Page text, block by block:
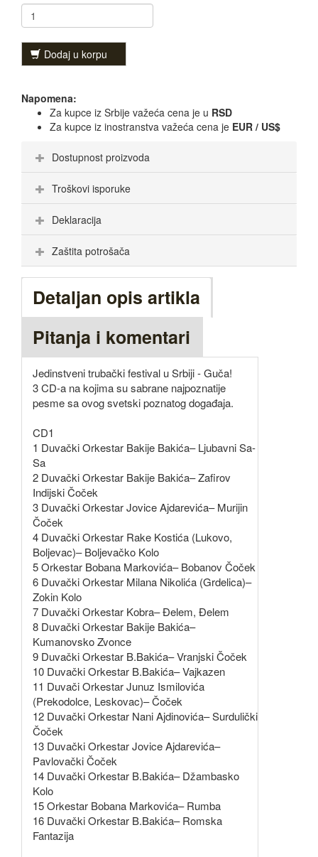
Dodaj u korpu
Napomena:
Za kupce iz Srbije važeća cena je u RSD
Za kupce iz inostranstva važeća cena je EUR / US$
Dostupnost proizvoda
Troškovi isporuke
Deklaracija
Zaštita potrošača
Detaljan opis artikla
Pitanja i komentari
Jedinstveni trubački festival u Srbiji - Guča!
3 CD-a na kojima su sabrane najpoznatije
pesme sa ovog svetski poznatog događaja.
CD1
1 Duvački Orkestar Bakije Bakića– Ljubavni Sa-
Sa
2 Duvački Orkestar Bakije Bakića– Zafirov
Indijski Čoček
3 Duvački Orkestar Jovice Ajdarevića– Murijin
Čoček
4 Duvački Orkestar Rake Kostića (Lukovo,
Boljevac)– Boljevačko Kolo
5 Orkestar Bobana Markovića– Bobanov Čoček
6 Duvački Orkestar Milana Nikolića (Grdelica)–
Zokin Kolo
7 Duvački Orkestar Kobra– Đelem, Đelem
8 Duvački Orkestar Bakije Bakića–
Kumanovsko Zvonce
9 Duvački Orkestar B.Bakića– Vranjski Čoček
10 Duvački Orkestar B.Bakića– Vajkazen
11 Duvači Orkestar Junuz Ismilovića
(Prekodolce, Leskovac)– Čoček
12 Duvački Orkestar Nani Ajdinovića– Surdulički
Čoček
13 Duvački Orkestar Jovice Ajdarevića–
Pavlovački Čoček
14 Duvački Orkestar B.Bakića– Džambasko
Kolo
15 Orkestar Bobana Markovića– Rumba
16 Duvački Orkestar B.Bakića– Romska
Fantazija